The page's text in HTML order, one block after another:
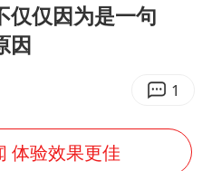
仅仅因为是一句
因
1
体验效果更佳